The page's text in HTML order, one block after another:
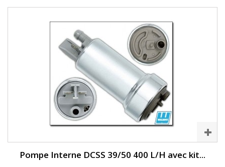
Pompe Interne DCSS 39/50 400 L/H avec kit...